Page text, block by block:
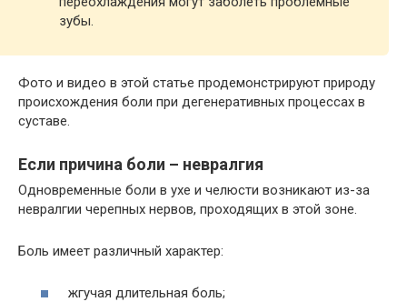
зубы.
Фото и видео в этой статье продемонстрируют природу
происхождения боли при дегенеративных процессах в
суставе.
Если причина боли – невралгия
Одновременные боли в ухе и челюсти возникают из-за
невралгии черепных нервов, проходящих в этой зоне.
Боль имеет различный характер:
жгучая длительная боль;